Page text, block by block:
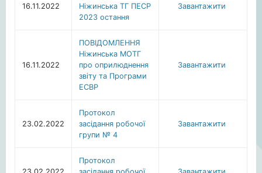
16.11.2022
Ніжинська ТГ ПЕСР
2023 остання
Завантажити
16.11.2022
ПОВІДОМЛЕННЯ
Ніжинська МОТГ
про оприлюднення
звіту та Програми
ЕСВР
Завантажити
23.02.2022
Протокол
засідання робочої
групи № 4
Завантажити
Протокол